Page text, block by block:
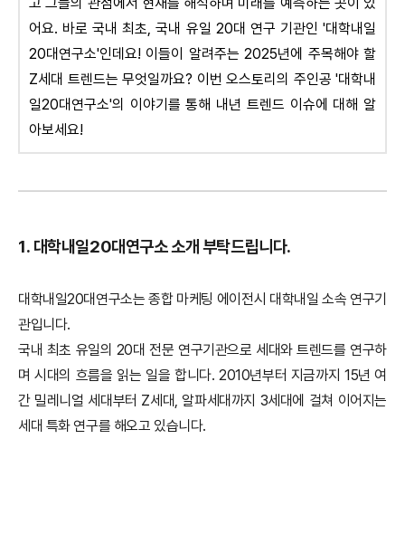
고 그들의 관점에서 현재를 해석하며 미래를 예측하는 곳이 있
어요. 바로 국내 최초, 국내 유일 20대 연구 기관인 '대학내일
20대연구소'인데요! 이들이 알려주는 2025년에 주목해야 할
Z세대 트렌드는 무엇일까요? 이번 오스토리의 주인공 '대학내
일20대연구소'의 이야기를 통해 내년 트렌드 이슈에 대해 알
아보세요!
1. 대학내일20대연구소 소개 부탁드립니다.
대학내일20대연구소는 종합 마케팅 에이전시 대학내일 소속 연구기
관입니다.
국내 최초 유일의 20대 전문 연구기관으로 세대와 트렌드를 연구하
며 시대의 흐름을 읽는 일을 합니다. 2010년부터 지금까지 15년 여
간 밀레니얼 세대부터 Z세대, 알파세대까지 3세대에 걸쳐 이어지는
세대 특화 연구를 해오고 있습니다.